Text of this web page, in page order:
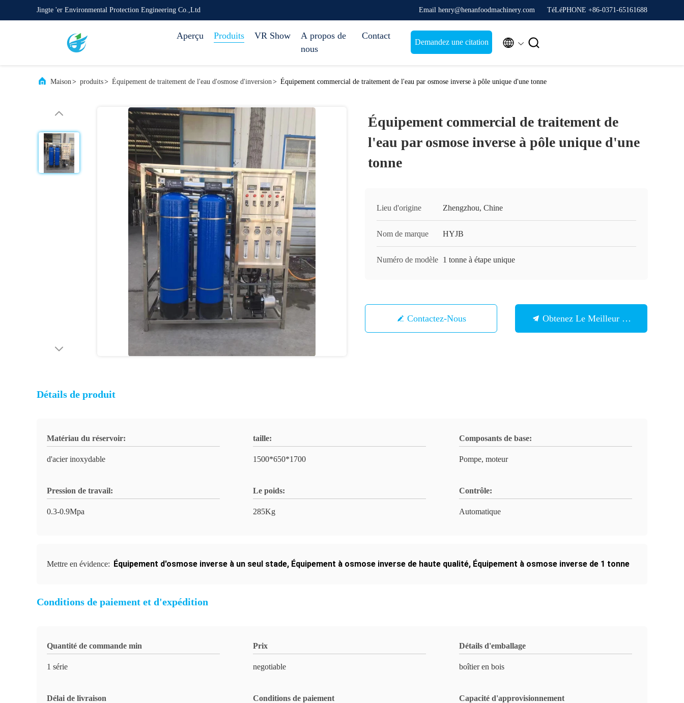
Jingte 'er Environmental Protection Engineering Co.,Ltd Email henry@henanfoodmachinery.com TéLéPHONE +86-0371-65161688
Aperçu Produits VR Show
A propos de
nous
Contact
Demandez une citation  
Maison> produits> Équipement de traitement de l'eau d'osmose d'inversion> Équipement commercial de traitement de l'eau par osmose inverse à pôle unique d'une tonne
Équipement commercial de traitement de
l'eau par osmose inverse à pôle unique d'une
tonne
Lieu d'origine Zhengzhou, Chine
Nom de marque HYJB
Numéro de modèle 1 tonne à étape unique
Contactez-Nous Obtenez Le Meilleur Prix
Détails de produit
Matériau du réservoir:
d'acier inoxydable
taille:
1500*650*1700
Composants de base:
Pompe, moteur
Pression de travail:
0.3-0.9Mpa
Le poids:
285Kg
Contrôle:
Automatique
Mettre en évidence: Équipement d'osmose inverse à un seul stade, Équipement à osmose inverse de haute qualité, Équipement à osmose inverse de 1 tonne
Conditions de paiement et d'expédition
Quantité de commande min
1 série
Prix
negotiable
Détails d'emballage
boîtier en bois
Délai de livraison Conditions de paiement Capacité d'approvisionnement